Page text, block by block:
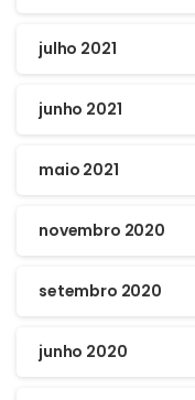
julho 2021
junho 2021
maio 2021
novembro 2020
setembro 2020
junho 2020